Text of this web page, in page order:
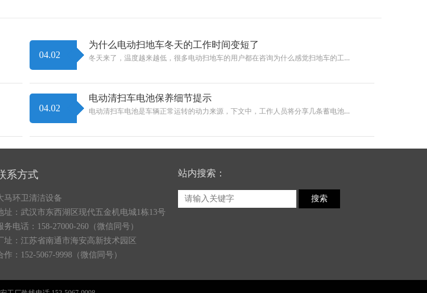
04.02
为什么电动扫地车冬天的工作时间变短了
冬天来了，温度越来越低，很多电动扫地车的用户都在咨询为什么感觉扫地车的工…
04.02
电动清扫车电池保养细节提示
电动清扫车电池是车辆正常运转的动力来源，下文中，工作人员将分享几条蓄电池…
系方式
马环卫清洁设备
址：武汉市东西湖区现代五金机电城1栋13号
务电话：158-27000-260（微信同号）
址：江苏省南通市海安高新技术园区
作：152-5067-9998（微信同号）
站内搜索：
搜索